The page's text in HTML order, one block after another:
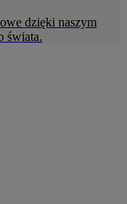
dzięki naszym
świata.